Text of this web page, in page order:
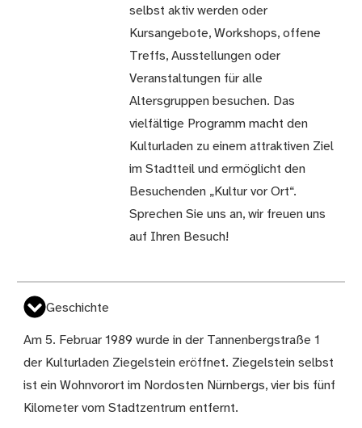
selbst aktiv werden oder
Kursangebote, Workshops, offene
Treffs, Ausstellungen oder
Veranstaltungen für alle
Altersgruppen besuchen. Das
vielfältige Programm macht den
Kulturladen zu einem attraktiven Ziel
im Stadtteil und ermöglicht den
Besuchenden „Kultur vor Ort“.
Sprechen Sie uns an, wir freuen uns
auf Ihren Besuch!
Geschichte
Am 5. Februar 1989 wurde in der Tannenbergstraße 1
der Kulturladen Ziegelstein eröffnet. Ziegelstein selbst
ist ein Wohnvorort im Nordosten Nürnbergs, vier bis fünf
Kilometer vom Stadtzentrum entfernt.